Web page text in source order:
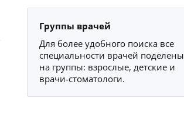
Группы врачей
Для более удобного поиска все
специальности врачей поделены
на группы: взрослые, детские и
врачи-стоматологи.